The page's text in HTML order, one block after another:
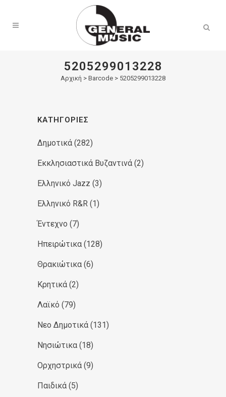
5205299013228
Αρχική > Barcode > 5205299013228
ΚΑΤΗΓΟΡΊΕΣ
Δημοτικά (282)
Εκκλησιαστικά Βυζαντινά (2)
Ελληνικό Jazz (3)
Ελληνικό R&R (1)
Έντεχνο (7)
Ηπειρώτικα (128)
Θρακιώτικα (6)
Κρητικά (2)
Λαϊκό (79)
Νεο Δημοτικά (131)
Νησιώτικα (18)
Ορχηστρικά (9)
Παιδικά (5)